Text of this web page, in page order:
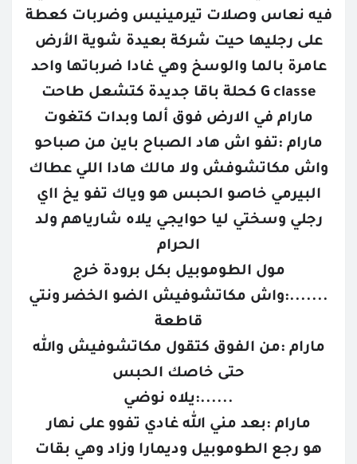
فيه نعاس وصلات تيرمينيس وضربات كعطة
على رجليها حيت شركة بعيدة شوية الأرض
عامرة بالما والوسخ وهي غادا ضرباتها واحد
G classe كحلة باقا جديدة كتشعل طاحت
مارام في الارض فوق ألما وبدات كتغوت
مارام :تفو اش هاد الصباح باين من صباحو
واش مكاتشوفش ولا مالك هادا اللي عطاك
البيرمي خاصو الحبس هو وياك تفو يخ ااي
رجلي وسختي ليا حوايجي يلاه شارياهم ولد
الحرام
مول الطوموبيل بكل برودة خرج
.......:واش مكاتشوفيش الضو الخضر ونتي
قاطعة
مارام :من الفوق كتقول مكاتشوفيش والله
حتى خاصك الحبس
......:يلاه نوضي
مارام :بعد مني الله غادي تفوو على نهار
هو رجع الطوموبيل وديمارا وزاد وهي بقات